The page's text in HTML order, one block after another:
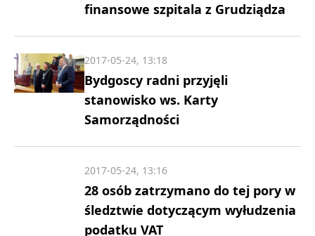
finansowe szpitala z Grudziądza
Bydgoscy radni przyjęli
stanowisko ws. Karty
Samorządności
2017-05-24, 13:18
28 osób zatrzymano do tej pory w
śledztwie dotyczącym wyłudzenia
podatku VAT
2017-05-24, 13:16